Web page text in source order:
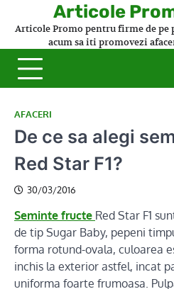
Articole
Articole Promo pentru firme de pe
acum sa iti promovezi
AFACERI
De ce sa alegi
Red Star F1?
30/03/2016
Seminte fructe Red Star F1
de tip Sugar Baby, pepeni
forma rotund-ovala, culoarea
inchis la exterior astfel, incat
uniforma foarte frumoasa.